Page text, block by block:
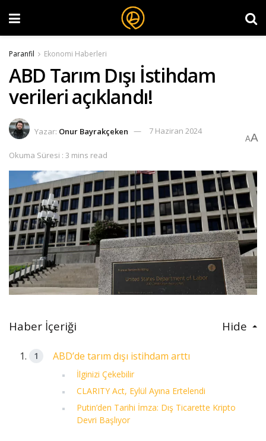
Paranfil Ekonomi Haberleri
ABD Tarım Dışı İstihdam
verileri açıklandı!
Yazar: Onur Bayrakçeken 7 Haziran 2024
Okuma Süresi : 3 mins read
AA
Haber İçeriği Hide
ABD’de tarım dışı istihdam arttı
İlginizi Çekebilir
CLARITY Act, Eylül Ayına Ertelendi
Putin’den Tarihi İmza: Dış Ticarette Kripto
Devri Başlıyor